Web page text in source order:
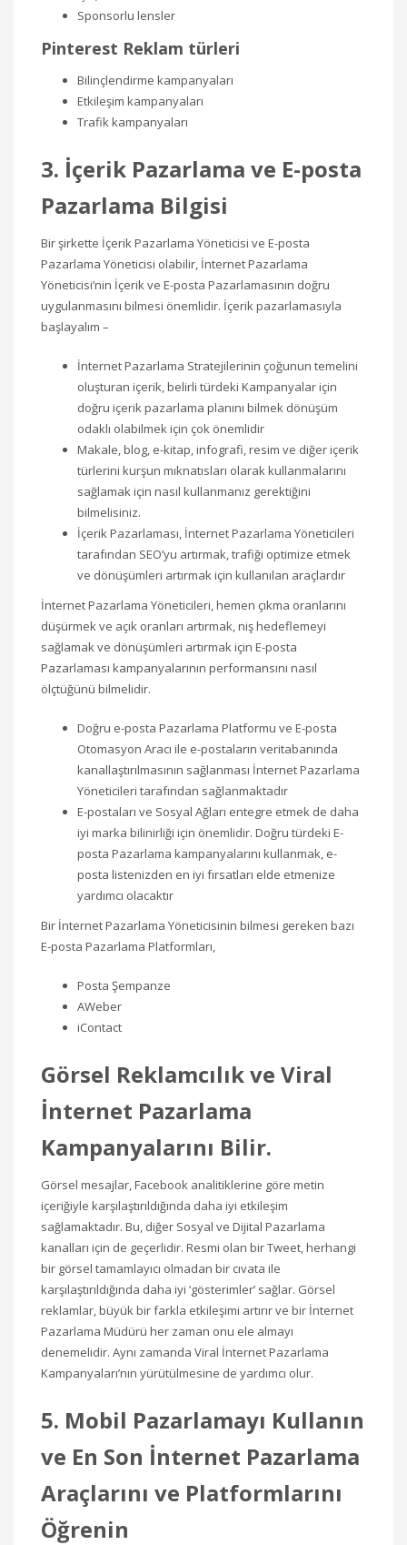
Sponsorlu lensler
Pinterest Reklam türleri
Bilinçlendirme kampanyaları
Etkileşim kampanyaları
Trafik kampanyaları
3. İçerik Pazarlama ve E-posta
Pazarlama Bilgisi
Bir şirkette İçerik Pazarlama Yöneticisi ve E-posta
Pazarlama Yöneticisi olabilir, İnternet Pazarlama
Yöneticisi’nin İçerik ve E-posta Pazarlamasının doğru
uygulanmasını bilmesi önemlidir. İçerik pazarlamasıyla
başlayalım –
İnternet Pazarlama Stratejilerinin çoğunun temelini
oluşturan içerik, belirli türdeki Kampanyalar için
doğru içerik pazarlama planını bilmek dönüşüm
odaklı olabilmek için çok önemlidir
Makale, blog, e-kitap, infografi, resim ve diğer içerik
türlerini kurşun mıknatısları olarak kullanmalarını
sağlamak için nasıl kullanmanız gerektiğini
bilmelisiniz.
İçerik Pazarlaması, İnternet Pazarlama Yöneticileri
tarafından SEO’yu artırmak, trafiği optimize etmek
ve dönüşümleri artırmak için kullanılan araçlardır
İnternet Pazarlama Yöneticileri, hemen çıkma oranlarını
düşürmek ve açık oranları artırmak, niş hedeflemeyi
sağlamak ve dönüşümleri artırmak için E-posta
Pazarlaması kampanyalarının performansını nasıl
ölçtüğünü bilmelidir.
Doğru e-posta Pazarlama Platformu ve E-posta
Otomasyon Aracı ile e-postaların veritabanında
kanallaştırılmasının sağlanması İnternet Pazarlama
Yöneticileri tarafından sağlanmaktadır
E-postaları ve Sosyal Ağları entegre etmek de daha
iyi marka bilinirliği için önemlidir. Doğru türdeki E-
posta Pazarlama kampanyalarını kullanmak, e-
posta listenizden en iyi fırsatları elde etmenize
yardımcı olacaktır
Bir İnternet Pazarlama Yöneticisinin bilmesi gereken bazı
E-posta Pazarlama Platformları,
Posta Şempanze
AWeber
iContact
Görsel Reklamcılık ve Viral
İnternet Pazarlama
Kampanyalarını Bilir.
Görsel mesajlar, Facebook analitiklerine göre metin
içeriğiyle karşılaştırıldığında daha iyi etkileşim
sağlamaktadır. Bu, diğer Sosyal ve Dijital Pazarlama
kanalları için de geçerlidir. Resmi olan bir Tweet, herhangi
bir görsel tamamlayıcı olmadan bir cıvata ile
karşılaştırıldığında daha iyi ‘gösterimler’ sağlar. Görsel
reklamlar, büyük bir farkla etkileşimi artırır ve bir İnternet
Pazarlama Müdürü her zaman onu ele almayı
denemelidir. Aynı zamanda Viral İnternet Pazarlama
Kampanyaları’nın yürütülmesine de yardımcı olur.
5. Mobil Pazarlamayı Kullanın
ve En Son İnternet Pazarlama
Araçlarını ve Platformlarını
Öğrenin